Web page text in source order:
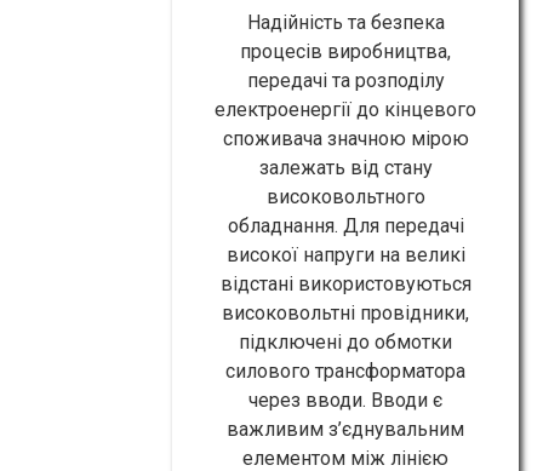
Надійність та безпека
процесів виробництва,
передачі та розподілу
електроенергії до кінцевого
споживача значною мірою
залежать від стану
високовольтного
обладнання. Для передачі
високої напруги на великі
відстані використовуються
високовольтні провідники,
підключені до обмотки
силового трансформатора
через вводи. Вводи є
важливим з’єднувальним
елементом між лінією